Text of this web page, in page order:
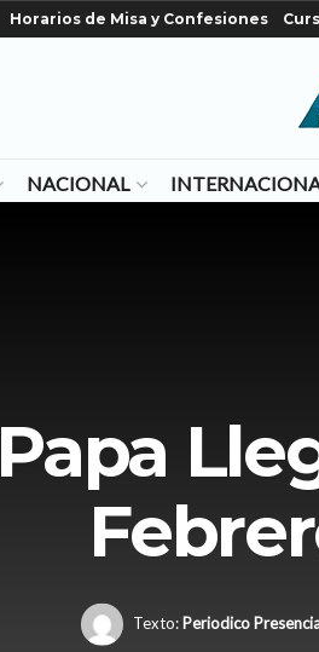
Horarios de Misa y Confesiones
NACIONAL
Papa
Texto: Periodico